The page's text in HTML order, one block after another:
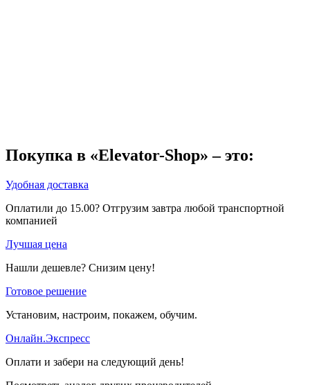
Покупка в «Elevator-Shop» – это:
Удобная доставка
Оплатили до 15.00? Отгрузим завтра любой транспортной
компанией
Лучшая цена
Нашли дешевле? Снизим цену!
Готовое решение
Установим, настроим, покажем, обучим.
Онлайн.Экспресс
Оплати и забери на следующий день!